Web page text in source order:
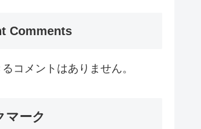
Comments
コメントはありません。
マーク